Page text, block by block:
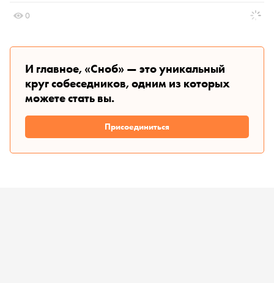
0
И главное, «Сноб» — это уникальный
круг собеседников, одним из которых
можете стать вы.
Присоединиться